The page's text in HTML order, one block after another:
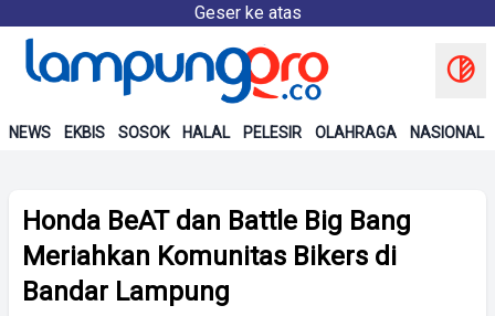
Geser ke atas
NEWS EKBIS SOSOK HALAL PELESIR OLAHRAGA NASIONAL
Honda BeAT dan Battle Big Bang
Meriahkan Komunitas Bikers di
Bandar Lampung